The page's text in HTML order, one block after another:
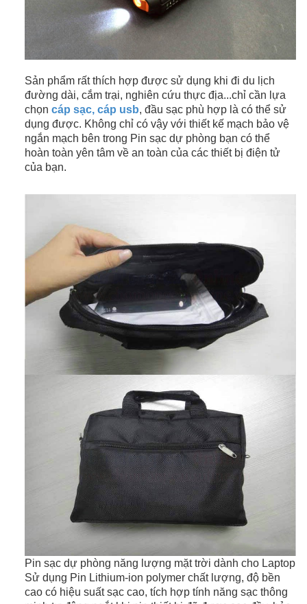
Sản phẩm rất thích hợp được sử dụng khi đi du lịch
đường dài, cắm trại, nghiên cứu thực địa...chỉ cần lựa
chọncáp sạc, cáp usb, đầu sạc phù hợp là có thể sử
dụng được. Không chỉ có vậy với thiết kế mạch bảo vệ
ngắn mạch bên trong Pin sạc dự phòng bạn có thể
hoàn toàn yên tâm về an toàn của các thiết bị điện tử
của bạn.
Pin sạc dự phòng năng lượng mặt trời dành cho Laptop
Sử dụng Pin Lithium-ion polymer chất lượng, độ bền
cao có hiệu suất sạc cao, tích hợp tính năng sạc thông